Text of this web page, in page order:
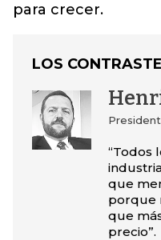
para crecer.
LOS
“Todos
que
porque
que
precio”.